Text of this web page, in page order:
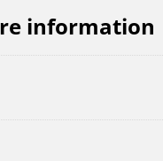
information